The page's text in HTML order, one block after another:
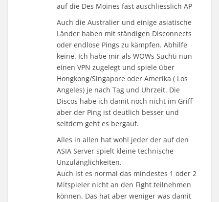
auf die Des Moines fast auschliesslich AP
Auch die Australier und einige asiatische
Länder haben mit ständigen Disconnects
oder endlose Pings zu kämpfen. Abhilfe
keine. Ich habe mir als WOWs Suchti nun
einen VPN zugelegt und spiele über
Hongkong/Singapore oder Amerika ( Los
Angeles) je nach Tag und Uhrzeit. Die
Discos habe ich damit noch nicht im Griff
aber der Ping ist deutlich besser und
seitdem geht es bergauf.
Alles in allen hat wohl jeder der auf den
ASIA Server spielt kleine technische
Unzulänglichkeiten.
Auch ist es normal das mindestes 1 oder 2
Mitspieler nicht an den Fight teilnehmen
können. Das hat aber weniger was damit